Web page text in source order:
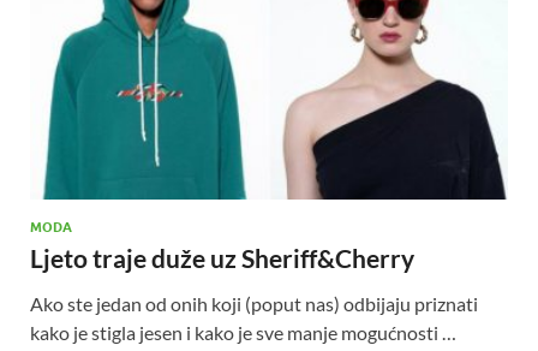
MODA
Ljeto traje duže uz Sheriff&Cherry
Ako ste jedan od onih koji (poput nas) odbijaju priznati
kako je stigla jesen i kako je sve manje mogućnosti …